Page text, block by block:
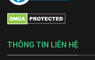
THÔNG TIN LIÊN HỆ